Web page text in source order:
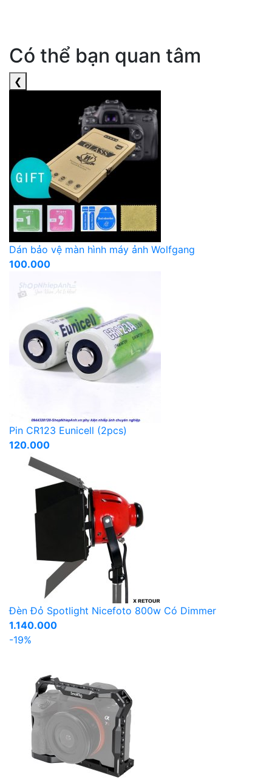
Có thể bạn quan tâm
❮
Dán bảo vệ màn hình máy ảnh Wolfgang
100.000
Pin CR123 Eunicell (2pcs)
120.000
Đèn Đỏ Spotlight Nicefoto 800w Có Dimmer
1.140.000
-19%